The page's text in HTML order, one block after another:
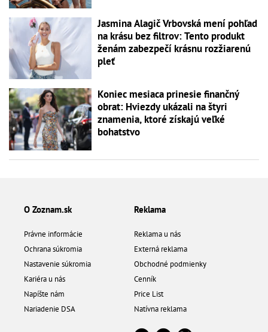
Jasmina Alagič Vrbovská mení pohľad
na krásu bez filtrov: Tento produkt
ženám zabezpečí krásnu rozžiarenú
pleť
Koniec mesiaca prinesie finančný
obrat: Hviezdy ukázali na štyri
znamenia, ktoré získajú veľké
bohatstvo
O Zoznam.sk
Právne informácie
Ochrana súkromia
Nastavenie súkromia
Kariéra u nás
Napíšte nám
Nariadenie DSA
Reklama
Reklama u nás
Externá reklama
Obchodné podmienky
Cenník
Price List
Natívna reklama